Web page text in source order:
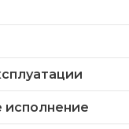
исполнение